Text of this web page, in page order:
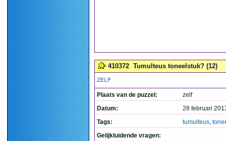
410372 Tumulteus toneelstuk? (12)
ZELF
Plaats van de puzzel:
zelf
Datum:
28 februari
Tags:
tumulteus,
Gelijkluidende vragen: